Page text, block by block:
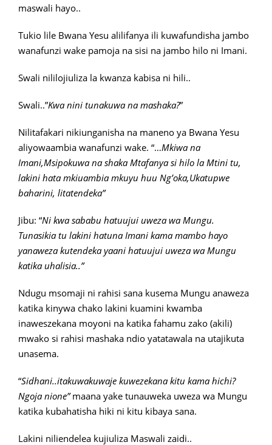
maswali hayo..
Tukio lile Bwana Yesu alilifanya ili kuwafundisha jambo
wanafunzi wake pamoja na sisi na jambo hilo ni Imani.
Swali nililojiuliza la kwanza kabisa ni hili..
Swali..”Kwa nini tunakuwa na mashaka?”
Nilitafakari nikiunganisha na maneno ya Bwana Yesu
aliyowaambia wanafunzi wake. “…Mkiwa na
Imani,Msipokuwa na shaka Mtafanya si hilo la Mtini tu,
lakini hata mkiuambia mkuyu huu Ng’oka,Ukatupwe
baharini, litatendeka”
Jibu: “Ni kwa sababu hatuujui uweza wa Mungu.
Tunasikia tu lakini hatuna Imani kama mambo hayo
yanaweza kutendeka yaani hatuujui uweza wa Mungu
katika uhalisia..”
Ndugu msomaji ni rahisi sana kusema Mungu anaweza
katika kinywa chako lakini kuamini kwamba
inaweszekana moyoni na katika fahamu zako (akili)
mwako si rahisi mashaka ndio yatatawala na utajikuta
unasema.
“Sidhani..itakuwakuwaje kuwezekana kitu kama hichi?
Ngoja nione”maana yake tunauweka uweza wa Mungu
katika kubahatisha hiki ni kitu kibaya sana.
Lakini niliendelea kujiuliza Maswali zaidi..